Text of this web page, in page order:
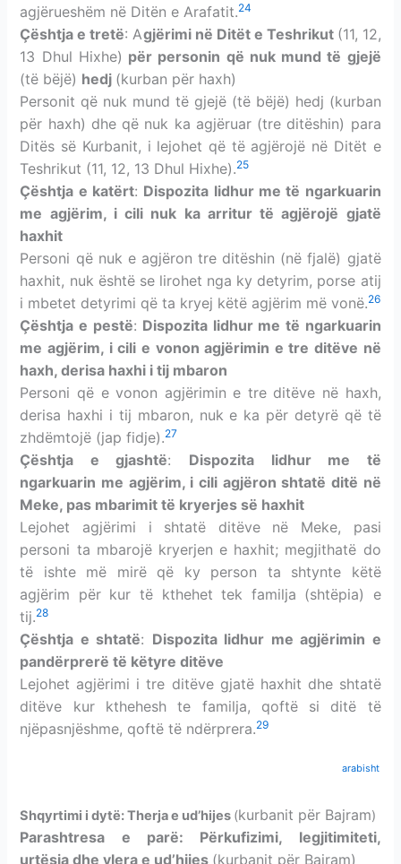
agjërueshëm në Ditën e Arafatit.24
Çështja e tretë: Agjërimi në Ditët e Teshrikut (11, 12,
13 Dhul Hixhe) për personin që nuk mund të gjejë
(të bëjë) hedj (kurban për haxh)
Personit që nuk mund të gjejë (të bëjë) hedj (kurban
për haxh) dhe që nuk ka agjëruar (tre ditëshin) para
Ditës së Kurbanit, i lejohet që të agjërojë në Ditët e
Teshrikut (11, 12, 13 Dhul Hixhe).25
Çështja e katërt: Dispozita lidhur me të ngarkuarin
me agjërim, i cili nuk ka arritur të agjërojë gjatë
haxhit
Personi që nuk e agjëron tre ditëshin (në fjalë) gjatë
haxhit, nuk është se lirohet nga ky detyrim, porse atij
i mbetet detyrimi që ta kryej këtë agjërim më vonë.26
Çështja e pestë: Dispozita lidhur me të ngarkuarin
me agjërim, i cili e vonon agjërimin e tre ditëve në
haxh, derisa haxhi i tij mbaron
Personi që e vonon agjërimin e tre ditëve në haxh,
derisa haxhi i tij mbaron, nuk e ka për detyrë që të
zhdëmtojë (jap fidje).27
Çështja e gjashtë: Dispozita lidhur me të
ngarkuarin me agjërim, i cili agjëron shtatë ditë në
Meke, pas mbarimit të kryerjes së haxhit
Lejohet agjërimi i shtatë ditëve në Meke, pasi
personi ta mbarojë kryerjen e haxhit; megjithatë do
të ishte më mirë që ky person ta shtynte këtë
agjërim për kur të kthehet tek familja (shtëpia) e
tij.28
Çështja e shtatë: Dispozita lidhur me agjërimin e
pandërprerë të këtyre ditëve
Lejohet agjërimi i tre ditëve gjatë haxhit dhe shtatë
ditëve kur kthehesh te familja, qoftë si ditë të
njëpasnjëshme, qoftë të ndërprera.29
arabisht
Shqyrtimi i dytë: Therja e ud’hijes (kurbanit për Bajram)
Parashtresa e parë: Përkufizimi, legjitimiteti,
urtësia dhe vlera e ud’hijes (kurbanit për Bajram)